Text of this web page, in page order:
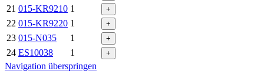
21 015-KR9210 1 +
22 015-KR9220 1 +
23 015-N035 1 +
24 ES10038 1 +
Navigation überspringen